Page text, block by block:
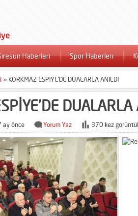
Haberleri Spor Haberleri
» KORKMAZ ESPİYE’DE DUALARLA ANILDI
ay önce Yorum Yaz 370 kez